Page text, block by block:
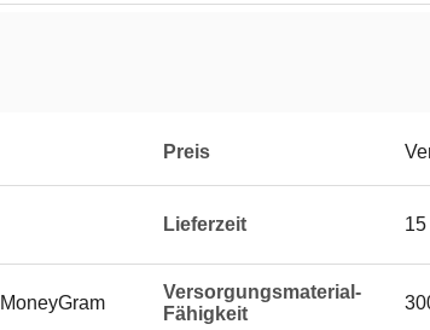
Preis
Lieferzeit 15
Versorgungsmaterial-
Fähigkeit